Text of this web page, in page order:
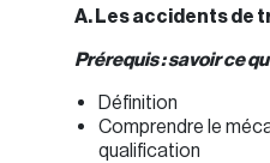
A. Les accidents de
Prérequis : savoir ce
Définition
Comprendre le
qualification